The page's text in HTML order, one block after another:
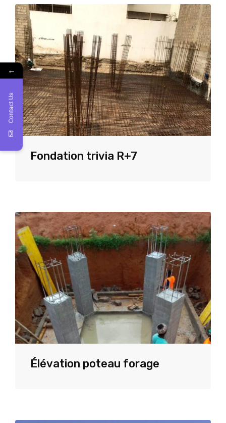
Fondation trivia R+7
Élévation poteau forage
←
Contact Us